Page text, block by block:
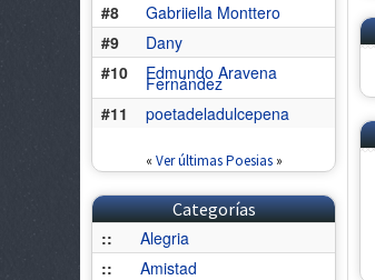
#8
Gabriiella Monttero
#9
Dany
#10
Edmundo Aravena
Fernández
#11
poetadeladulcepena
« Ver últimas Poesias»
Categorías
::
Alegria
::
Amistad